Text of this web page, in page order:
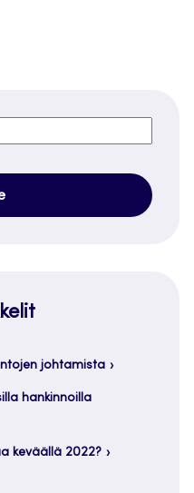
johtamista
hankinnoilla
keväällä 2022?